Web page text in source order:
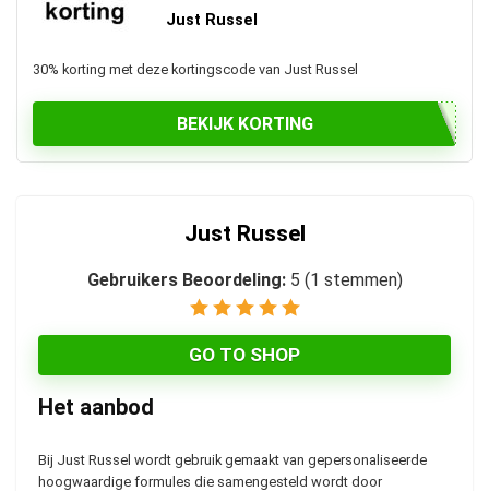
Just Russel
30% korting met deze kortingscode van Just Russel
BEKIJK KORTING
Just Russel
Gebruikers Beoordeling: 5 (1 stemmen)
GO TO SHOP
Het aanbod
Bij Just Russel wordt gebruik gemaakt van gepersonaliseerde
hoogwaardige formules die samengesteld wordt door